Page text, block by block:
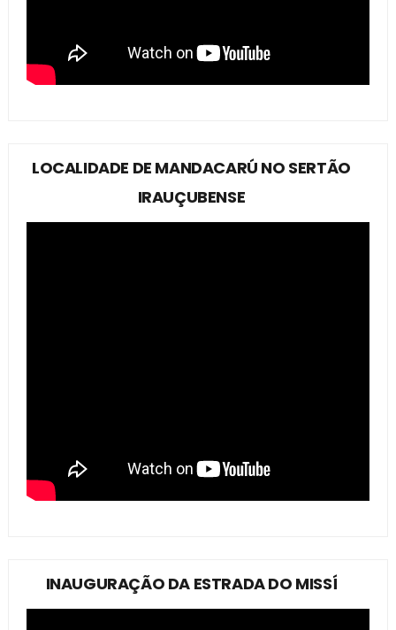
LOCALIDADE DE MANDACARÚ NO SERTÃO
IRAUÇUBENSE
INAUGURAÇÃO DA ESTRADA DO MISSÍ